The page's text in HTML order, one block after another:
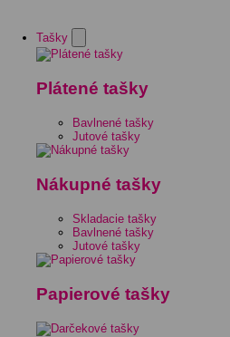
Tašky
Plátené tašky
Bavlnené tašky
Jutové tašky
Nákupné tašky
Skladacie tašky
Bavlnené tašky
Jutové tašky
Papierové tašky